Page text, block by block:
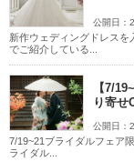
公開日：
新作ウェディングドレスを
でご紹介している...
【7/
り寄せ
公開日：
7/19~21ブライダルフェア
ライダル...